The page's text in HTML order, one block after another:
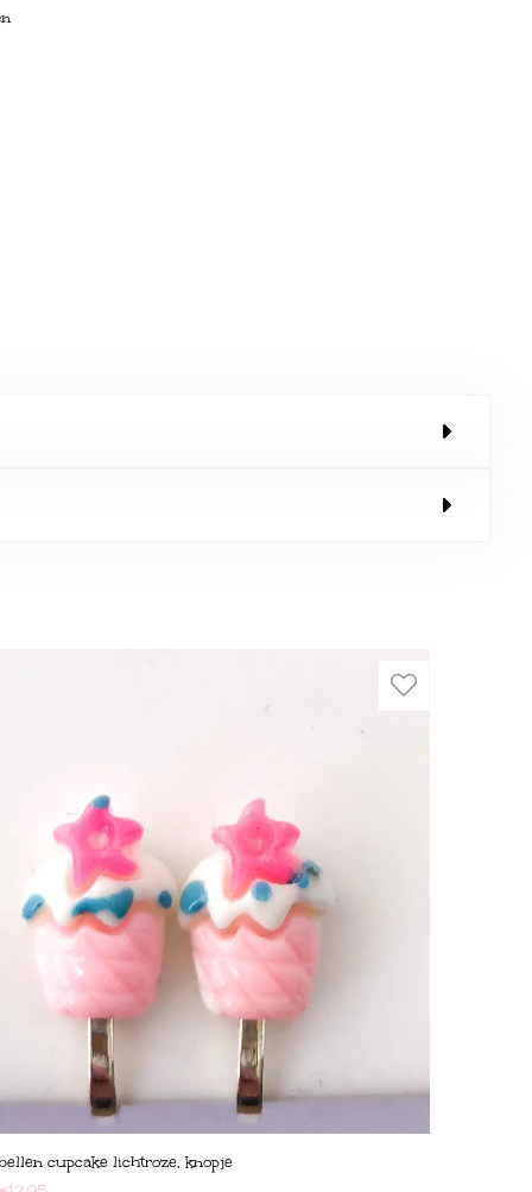
cupcake lichtroze, knopje